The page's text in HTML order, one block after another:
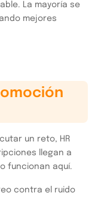
La mayoría se
mejores
un reto, HR
llegan a
funcionan aquí.
contra el ruido